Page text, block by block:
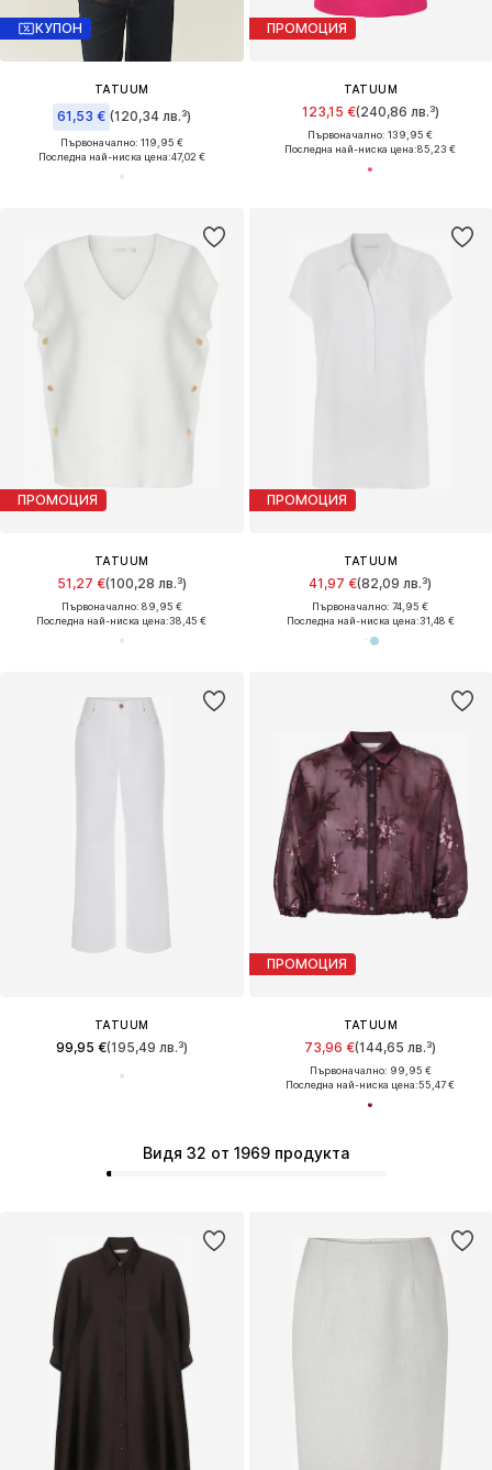
КУПОН
TATUUM
61,53 € (120,34 лв.³)
Първоначално: 119,95 €
Последна най-ниска цена:47,02 €
ПРОМОЦИЯ
TATUUM
123,15 €(240,86 лв.³)
Първоначално: 139,95 €
Последна най-ниска цена:85,23 €
Видя 32 от 1969 продукта
ПРОМОЦИЯ
TATUUM
51,27 €(100,28 лв.³)
Първоначално: 89,95 €
Последна най-ниска цена:38,45 €
ПРОМОЦИЯ
TATUUM
41,97 €(82,09 лв.³)
Първоначално: 74,95 €
Последна най-ниска цена:31,48 €
TATUUM
99,95 €(195,49 лв.³)
ПРОМОЦИЯ
TATUUM
73,96 €(144,65 лв.³)
Първоначално: 99,95 €
Последна най-ниска цена:55,47 €